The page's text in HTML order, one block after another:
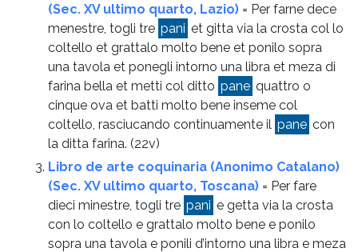
(Sec. XV ultimo quarto, Lazio) = Per farne dece
menestre, togli tre pani et gitta via la crosta col lo
coltello et grattalo molto bene et ponilo sopra
una tavola et ponegli intorno una libra et meza di
farina bella et metti col ditto pane quattro o
cinque ova et batti molto bene inseme col
coltello, rasciucando continuamente il pane con
la ditta farina. (22v)
Libro de arte coquinaria (Anonimo Catalano)
(Sec. XV ultimo quarto, Toscana) = Per fare
dieci minestre, togli tre pani e getta via la crosta
con lo coltello e grattalo molto bene e ponilo
sopra una tavola e ponili d’intorno una libra e meza